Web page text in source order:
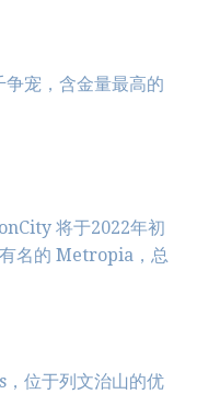
争宠，含金量最高的
将于2022年初
名的 Metropia，总
位于列文治‬山的优